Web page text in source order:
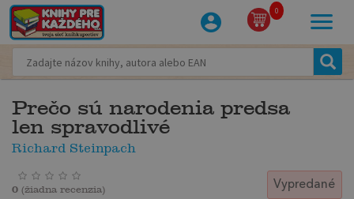
0
Prečo sú narodenia predsa
len spravodlivé
Richard Steinpach
Vypredané
0 (žiadna recenzia)